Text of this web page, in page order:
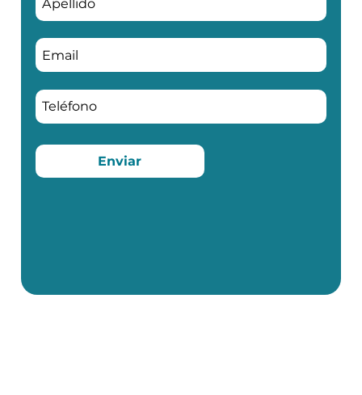
Enviar